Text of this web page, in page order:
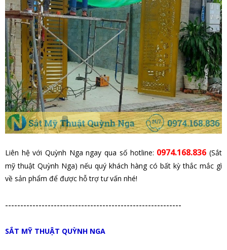
Liên hệ với Quỳnh Nga ngay qua số hotline: 0974.168.836 (Sắt
mỹ thuật Quỳnh Nga) nếu quý khách hàng có bất kỳ thắc mắc gì
về sản phẩm để được hỗ trợ tư vấn nhé!
----------------------------------------------------------
SẮT MỸ THUẬT QUỲNH NGA